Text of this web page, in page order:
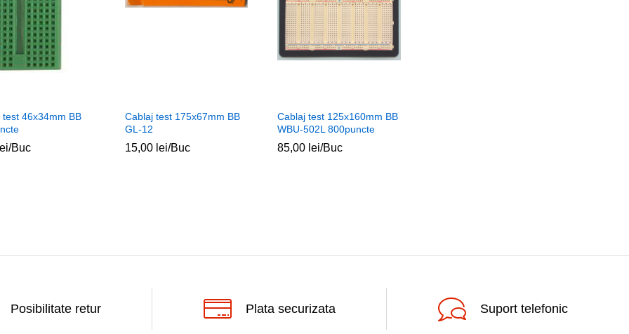
test 46x34mm BB
lei/Buc
lei
Cablaj test 175x67mm BB
GL-12
15,00 lei/Buc
15,00 lei
Cablaj test 125x160mm BB
WBU-502L 800puncte
85,00 lei/Buc
85,00 lei
Posibilitate retur Plata securizata Suport telefonic